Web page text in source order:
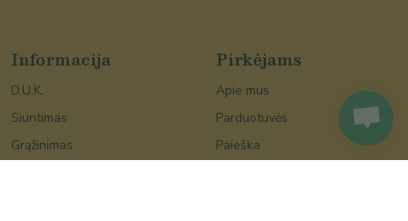
Informacija
D.U.K.
Siuntimas
Grąžinimas
Pirkėjams
Apie mus
Parduotuvės
Paieška